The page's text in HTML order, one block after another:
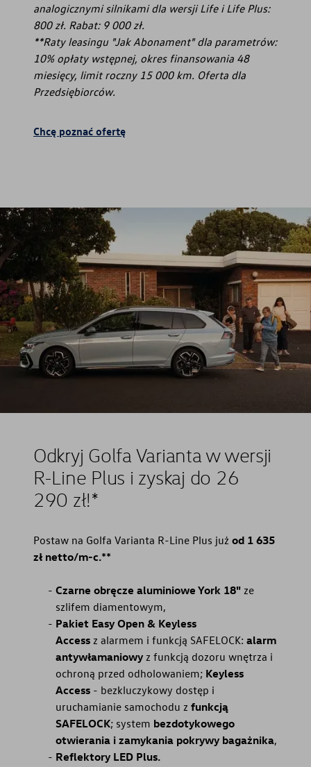
analogicznymi silnikami dla wersji Life i Life Plus:
800 zł. Rabat: 9 000 zł.
**Raty leasingu "Jak Abonament" dla parametrów:
10% opłaty wstępnej, okres finansowania 48
miesięcy, limit roczny 15 000 km. Oferta dla
Przedsiębiorców.
Chcę poznać ofertę
Odkryj Golfa Varianta w wersji
R-Line Plus i zyskaj do 26
290 zł!⁠*
Postaw na Golfa Varianta R-Line Plus już od 1 635
zł netto/m-c.⁠**
Czarne obręcze aluminiowe York 18" ze
szlifem diamentowym,
Pakiet Easy Open & Keyless
Access z alarmem i funkcją SAFELOCK: alarm
antywłamaniowy z funkcją dozoru wnętrza i
ochroną przed odholowaniem; Keyless
Access - bezkluczykowy dostęp i
uruchamianie samochodu z funkcją
SAFELOCK; system bezdotykowego
otwierania i zamykania pokrywy bagażnika,
Reflektory LED Plus.